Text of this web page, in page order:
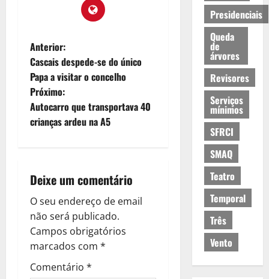
N
a
v
e
a
ç
ã
o
Anterior:
Cascais despede-se do único
Papa a visitar o concelho
Próximo:
Autocarro que transportava 40
crianças ardeu na A5
Deixe um comentário
O seu endereço de email
não será publicado.
Campos obrigatórios
marcados com *
Comentário *
Presidenciais
Queda
de
árvores
Revisores
Serviços
mínimos
SFRCI
SMAQ
Teatro
Temporal
Três
Vento